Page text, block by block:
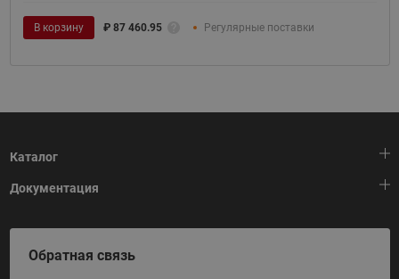
В корзину ₽ 87 460.95 Регулярные поставки
Каталог
Тепловая автоматика
Холодильная техника
Приводная техника
Документация
HeatPlatform (Тепловая платформа)
Полезные программы и инструменты
Обратная связь